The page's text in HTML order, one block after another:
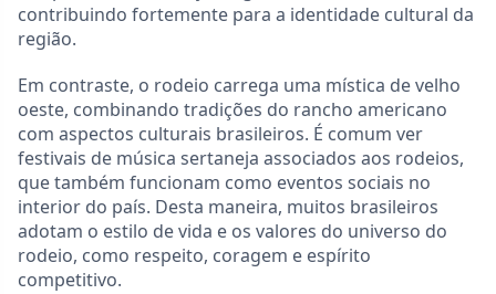
contribuindo fortemente para a identidade cultural da
região.
Em contraste, o rodeio carrega uma mística de velho
oeste, combinando tradições do rancho americano
com aspectos culturais brasileiros. É comum ver
festivais de música sertaneja associados aos rodeios,
que também funcionam como eventos sociais no
interior do país. Desta maneira, muitos brasileiros
adotam o estilo de vida e os valores do universo do
rodeio, como respeito, coragem e espírito
competitivo.